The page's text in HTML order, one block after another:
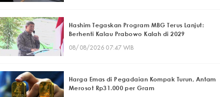
Hashim Tegaskan Program MBG Terus Lanjut:
Berhenti Kalau Prabowo Kalah di 2029
08/08/2026 07:47 WIB
Harga Emas di Pegadaian Kompak Turun, Antam
Merosot Rp31.000 per Gram